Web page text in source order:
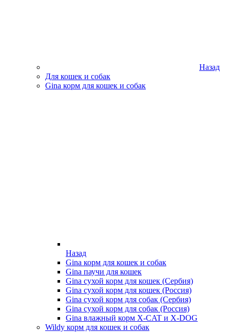
Назад
Для кошек и собак
Gina корм для кошек и собак
Назад
Gina корм для кошек и собак
Gina паучи для кошек
Gina сухой корм для кошек (Сербия)
Gina сухой корм для кошек (Россия)
Gina сухой корм для собак (Сербия)
Gina сухой корм для собак (Россия)
Gina влажный корм X-CAT и X-DOG
Wildy корм для кошек и собак